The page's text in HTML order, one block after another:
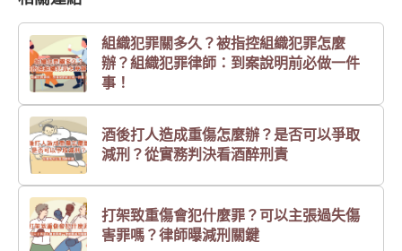
組織犯罪關多久？被指控組織犯罪怎麼
辦？組織犯罪律師：到案說明前必做一件
事！
酒後打人造成重傷怎麼辦？是否可以爭取
減刑？從實務判決看酒醉刑責
打架致重傷會犯什麼罪？可以主張過失傷
害罪嗎？律師曝減刑關鍵